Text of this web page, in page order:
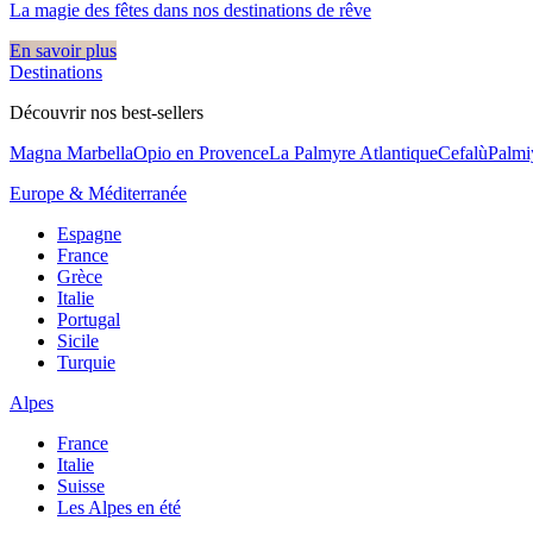
La magie des fêtes dans nos destinations de rêve​
En savoir plus
Destinations
Découvrir nos best-sellers
Magna MarbellaOpio en ProvenceLa Palmyre AtlantiqueCefalù
Europe & Méditerranée
Espagne
France
Grèce
Italie
Portugal
Sicile
Turquie
Alpes
France
Italie
Suisse
Les Alpes en été